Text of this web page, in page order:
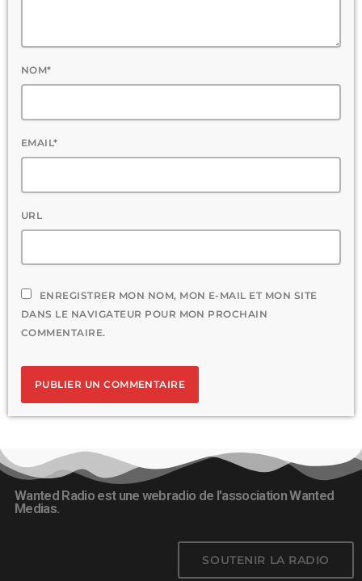
NOM*
EMAIL*
URL
ENREGISTRER MON NOM, MON E-MAIL ET MON SITE
DANS LE NAVIGATEUR POUR MON PROCHAIN
COMMENTAIRE.
Wanted Radio est une webradio de l'association Wanted
Medias.
SOUTENIR LA RADIO